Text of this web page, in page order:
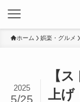
ホーム 娯楽・グルメ
【
上げ
2025
5/25